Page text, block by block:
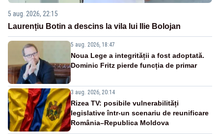
5 aug. 2026, 22:15
Laurențiu Botin a descins la vila lui Ilie Bolojan
5 aug. 2026, 18:47
Noua Lege a integrității a fost adoptată.
Dominic Fritz pierde funcția de primar
3 aug. 2026, 20:14
Rizea TV: posibile vulnerabilități
legislative într-un scenariu de reunificare
România–Republica Moldova